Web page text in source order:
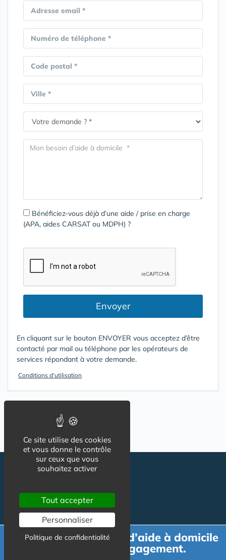
Adresse email *
Numéro de téléphone *
Code postal *
Ville *
Bénéficiez-vous déjà d’une aide / prise en charge
(APA, aides CARSAT ou MDPH) ?
Envoyer
En cliquant sur le bouton ENVOYER vous acceptez d’être
contacté par mail ou téléphone par les opérateurs de
services répondant à votre demande.
Conditions d'utilisation
Suivez-nous
CGU
Mentions légales
Demande de devis d’aide à domicile
gratuit et sans engagement.
Ce site utilise des cookies
et vous donne le contrôle
sur ceux que vous
souhaitez activer
Tout accepter
Personnaliser
Politique de confidentialité